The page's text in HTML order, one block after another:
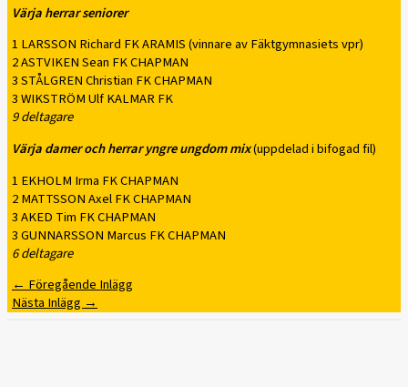
Värja herrar seniorer
1 LARSSON Richard FK ARAMIS (vinnare av Fäktgymnasiets vpr)
2 ASTVIKEN Sean FK CHAPMAN
3 STÅLGREN Christian FK CHAPMAN
3 WIKSTRÖM Ulf KALMAR FK
9 deltagare
Värja damer och herrar yngre ungdom mix(uppdelad i bifogad fil)
1 EKHOLM Irma FK CHAPMAN
2 MATTSSON Axel FK CHAPMAN
3 AKED Tim FK CHAPMAN
3 GUNNARSSON Marcus FK CHAPMAN
6 deltagare
← Föregående Inlägg
Nästa Inlägg →